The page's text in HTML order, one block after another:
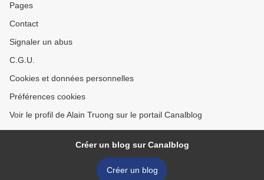
Pages
Contact
Signaler un abus
C.G.U.
Cookies et données personnelles
Préférences cookies
Voir le profil de Alain Truong sur le portail Canalblog
Créer un blog sur Canalblog
Créer un blog